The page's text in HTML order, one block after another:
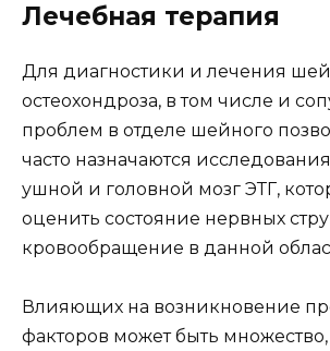
Лечебная терапия
Для диагностики и лечения
остеохондроза, в том числе и
проблем в отделе шейного
часто назначаются
ушной и головной мозг ЭТГ,
оценить состояние нервных
кровообращение в данной
Влияющих на возникновение
факторов может быть